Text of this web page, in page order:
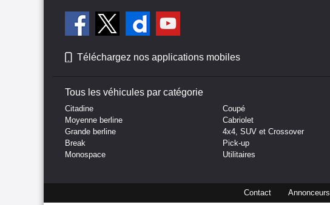
Téléchargez nos applications mobiles
Tous les véhicules par catégorie
Citadine
Moyenne berline
Grande berline
Break
Monospace
Coupé
Cabriolet
4x4, SUV et Crossover
Pick-up
Utilitaires
Contact Annonceurs